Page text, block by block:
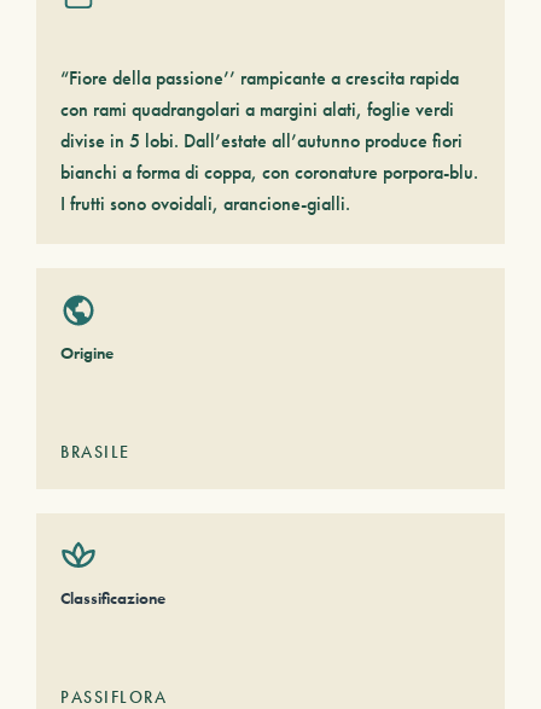
“Fiore della passione’’ rampicante a crescita rapida
con rami quadrangolari a margini alati, foglie verdi
divise in 5 lobi. Dall’estate all’autunno produce fiori
bianchi a forma di coppa, con coronature porpora-blu.
I frutti sono ovoidali, arancione-gialli.
Origine
BRASILE
Classificazione
PASSIFLORA